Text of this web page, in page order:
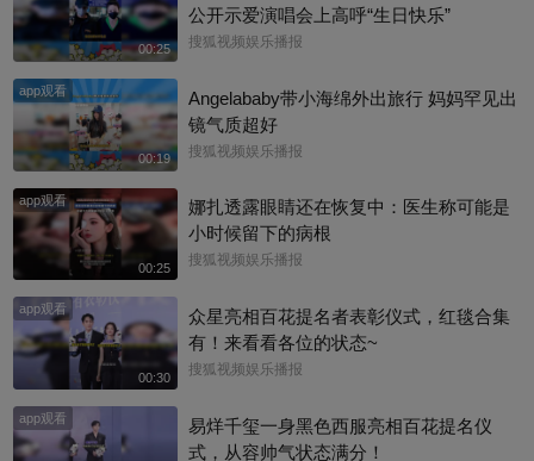
00:25
公开示爱演唱会上高呼“生日快乐”
搜狐视频娱乐播报
app观看
00:19
Angelababy带小海绵外出旅行 妈妈罕见出
镜气质超好
搜狐视频娱乐播报
app观看
00:25
娜扎透露眼睛还在恢复中：医生称可能是
小时候留下的病根
搜狐视频娱乐播报
app观看
00:30
众星亮相百花提名者表彰仪式，红毯合集
有！来看看各位的状态~
搜狐视频娱乐播报
app观看
易烊千玺一身黑色西服亮相百花提名仪
式，从容帅气状态满分！